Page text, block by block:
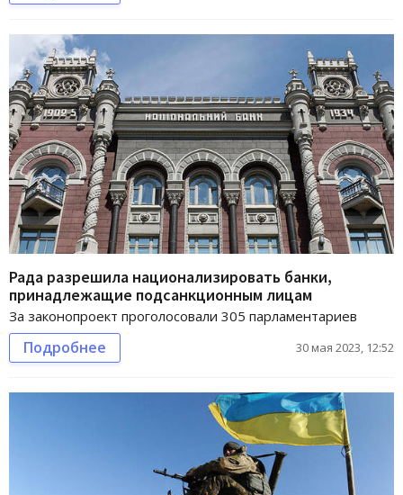
Рада разрешила национализировать банки,
принадлежащие подсанкционным лицам
За законопроект проголосовали 305 парламентариев
Подробнее 30 мая 2023, 12:52